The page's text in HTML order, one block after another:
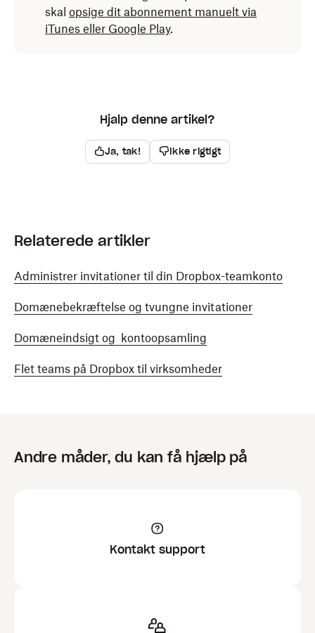
skal opsige dit abonnement manuelt via
iTunes eller Google Play.
Hjalp denne artikel?
Ja, tak! Ikke rigtigt
Relaterede artikler
Administrer invitationer til din Dropbox-teamkonto
Domænebekræftelse og tvungne invitationer
Domæneindsigt og kontoopsamling
Flet teams på Dropbox til virksomheder
Andre måder, du kan få hjælp på
Kontakt support